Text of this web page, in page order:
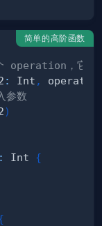
简单的高阶函数
operation，它是
: Int ,
数
)
: Int {